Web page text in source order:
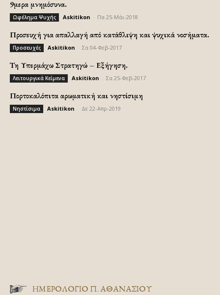
9μερα μνημόσυνα.
Ωφέλημα Ψυχής Askitikon Πα 25-Μάι-2018
Προσευχή για απαλλαγή από κατάθλιψη και ψυχικά νοσήματα.
Προσευχές Askitikon Σα 04-Φεβ-2017
Τη Υπερμάχω Στρατηγώ – Εξήγηση.
Λειτουργικά Κείμενα Askitikon Σα 25-Φεβ-2017
Πορτοκαλόπιτα αρωματική και νηστίσιμη
Νηστίσιμα Askitikon Δε 22-Απρ-2019
ΗΜΕΡΟΛΟΓΙΟ Π. ΑΘΑΝΑΣΙΟΥ